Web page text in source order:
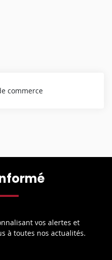
commerce
vos alertes et
à toutes nos actualités.